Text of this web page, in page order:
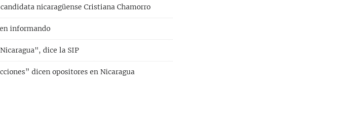
nicaragüense Cristiana Chamorro
informando
dice la SIP
dicen opositores en Nicaragua